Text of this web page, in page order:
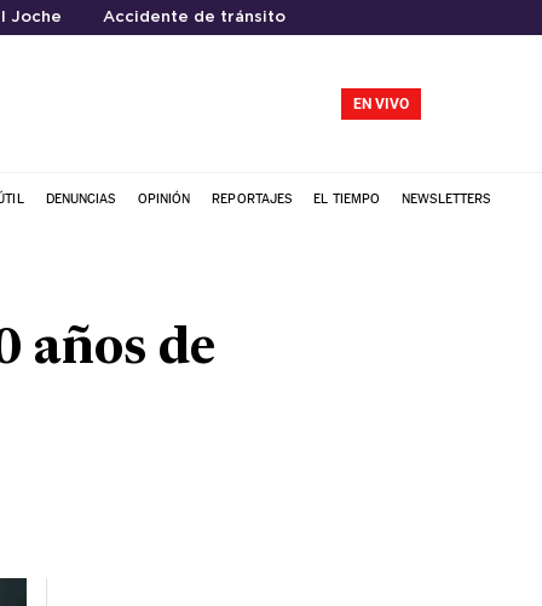
Joche Accidente de tránsito
EN VIVO
DENUNCIAS OPINIÓN REPORTAJES EL TIEMPO NEWSLETTERS
años de